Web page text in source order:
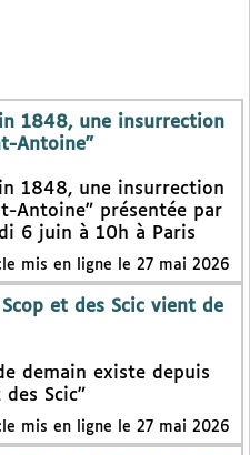
1848, une insurrection
Antoine"
1848, une insurrection
Antoine" présentée par
6 juin à 10h à Paris
mis en ligne le 27 mai 2026
et des Scic vient de
demain existe depuis
Scic"
mis en ligne le 27 mai 2026